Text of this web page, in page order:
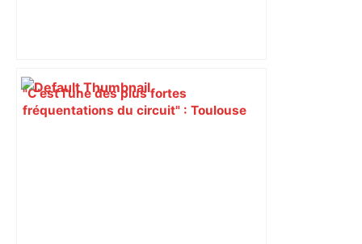
"C’est l’une des plus fortes
fréquentations du circuit" : Toulouse